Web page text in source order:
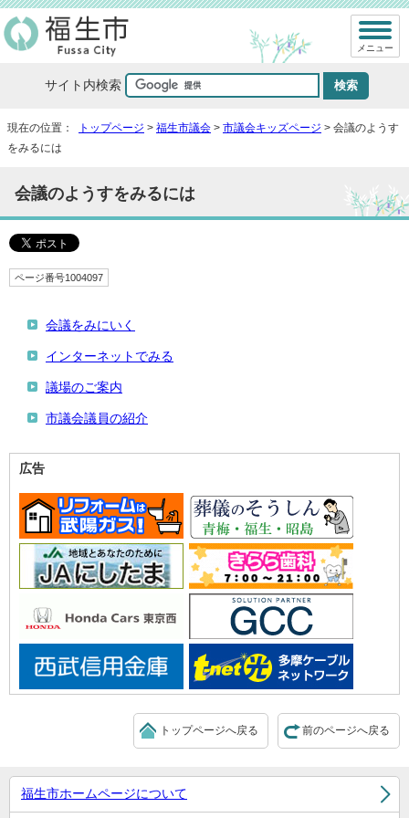
サイト内検索
メニュー
現在の位置： トップページ > 福生市議会 > 市議会キッズページ > 会議のようす
をみるには
会議のようすをみるには
ページ番号1004097
会議をみにいく
インターネットでみる
議場のご案内
市議会議員の紹介
広告
前のページへ戻る
トップページへ戻る
福生市ホームページについて